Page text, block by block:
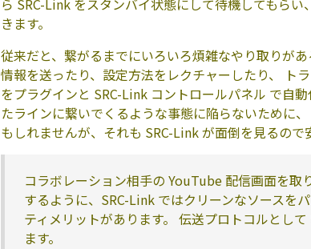
ら SRC-Link をスタンバイ状態にして待機してもら
きます。
従来だと、繋がるまでにいろいろ煩雑なやり取りが
情報を送ったり、設定方法をレクチャーしたり、 ト
をプラグインと SRC-Link コントロールパネル で自
たラインに繋いでくるような事態に陥らないために
もしれませんが、それも SRC-Link が面倒を見るので
コラボレーション相手の YouTube 配信画面を
するように、SRC-Link ではクリーンなソースを
ティメリットがあります。 伝送プロトコルとし
ます。